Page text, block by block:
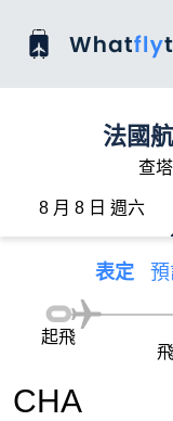
法國
查
8 月 8 日 週六
表定
CHA
起飛